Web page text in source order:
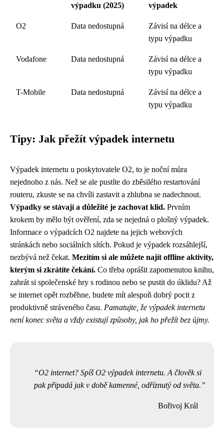
výpadku (2025)
výpadek
O2 Data nedostupná
Závisí na délce a
typu výpadku
Vodafone Data nedostupná
Závisí na délce a
typu výpadku
T-Mobile Data nedostupná
Závisí na délce a
typu výpadku
Tipy: Jak přežít výpadek internetu
Výpadek internetu u poskytovatele O2, to je noční můra
nejednoho z nás. Než se ale pustíte do zběsilého restartování
routeru, zkuste se na chvíli zastavit a zhlubna se nadechnout.
Výpadky se stávají a důležité je zachovat klid. Prvním
krokem by mělo být ověření, zda se nejedná o plošný výpadek.
Informace o výpadcích O2 najdete na jejich webových
stránkách nebo sociálních sítích. Pokud je výpadek rozsáhlejší,
nezbývá než čekat. Mezitím si ale můžete najít offline aktivity,
kterým si zkrátíte čekání. Co třeba oprášit zapomenutou knihu,
zahrát si společenské hry s rodinou nebo se pustit do úklidu? Až
se internet opět rozběhne, budete mít alespoň dobrý pocit z
produktivně stráveného času. Pamatujte, že výpadek internetu
není konec světa a vždy existují způsoby, jak ho přežít bez újmy.
O2 internet? Spíš O2 výpadek internetu. A člověk si
pak připadá jak v době kamenné, odříznutý od světa.
Bořivoj Král